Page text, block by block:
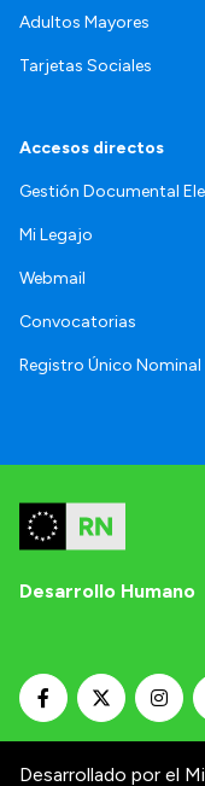
Adultos Mayores
Tarjetas Sociales
Accesos directos
Gestión Documental
Mi Legajo
Webmail
Convocatorias
Registro Único Nominal
Desarrollo Humano
Desarrollado por el